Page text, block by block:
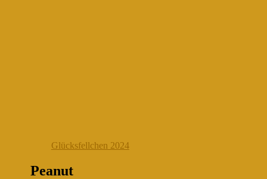
Glücksfellchen 2024
Peanut